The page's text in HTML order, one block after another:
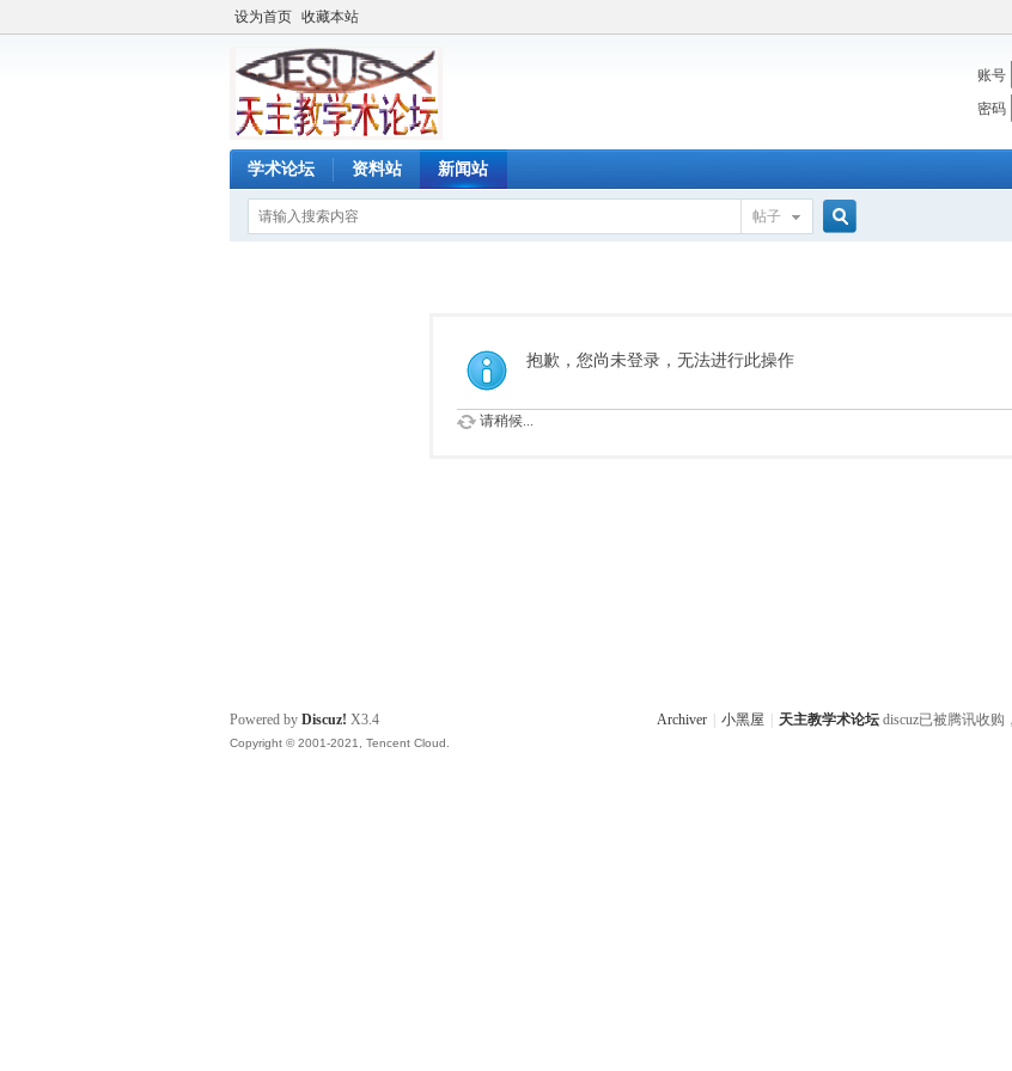
设为首页 收藏本站
账号
密码
学术论坛 资料站 新闻站
帖子
抱歉，您尚未登录，无法进行此操作
请稍候...
Archiver 小黑屋 天主教学术论坛 discuz已被腾讯收购
Powered by Discuz! X3.4
Copyright © 2001-2021, Tencent Cloud.